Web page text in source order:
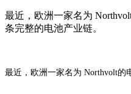
最近，欧洲一家名为
条完整的电池产业链。
最近，欧洲一家名为 Northvolt的